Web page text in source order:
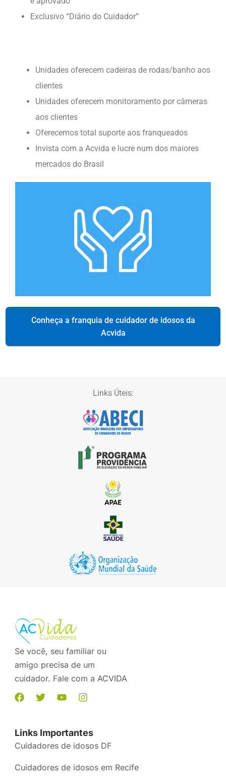
Exclusivo “Diário do Cuidador”
Unidades oferecem cadeiras de rodas/banho aos
clientes
Unidades oferecem monitoramento por câmeras
aos clientes
Oferecemos total suporte aos franqueados
Invista com a Acvida e lucre num dos maiores
mercados do Brasil
Conheça a franquia de cuidador de idosos da
Acvida
Links Úteis:
Se você, seu familiar ou
amigo precisa de um
cuidador. Fale com a ACVIDA
Links Importantes
Cuidadores de idosos DF
Cuidadores de idosos em Recife